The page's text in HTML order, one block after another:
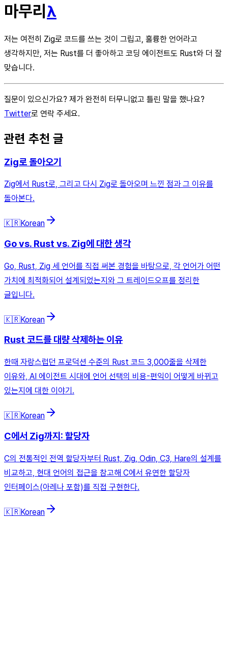
마무리 λ
저는 여전히 Zig로 코드를 쓰는 것이 그립고, 훌륭한 언어라고
생각하지만, 저는 Rust를 더 좋아하고 코딩 에이전트도 Rust와 더 잘
맞습니다.
질문이 있으신가요? 제가 완전히 터무니없고 틀린 말을 했나요?
Twitter로 연락 주세요.
관련 추천 글
Zig로 돌아오기
Zig에서 Rust로, 그리고 다시 Zig로 돌아오며 느낀 점과 그 이유를
돌아본다.
🇰🇷Korean
Go vs. Rust vs. Zig에 대한 생각
Go, Rust, Zig 세 언어를 직접 써본 경험을 바탕으로, 각 언어가 어떤
가치에 최적화되어 설계되었는지와 그 트레이드오프를 정리한
글입니다.
🇰🇷Korean
Rust 코드를 대량 삭제하는 이유
한때 자랑스럽던 프로덕션 수준의 Rust 코드 3,000줄을 삭제한
이유와, AI 에이전트 시대에 언어 선택의 비용-편익이 어떻게 바뀌고
있는지에 대한 이야기.
🇰🇷Korean
C에서 Zig까지: 할당자
C의 전통적인 전역 할당자부터 Rust, Zig, Odin, C3, Hare의 설계를
비교하고, 현대 언어의 접근을 참고해 C에서 유연한 할당자
인터페이스(아레나 포함)를 직접 구현한다.
🇰🇷Korean